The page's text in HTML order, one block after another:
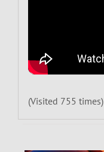
(Visited 755 times)